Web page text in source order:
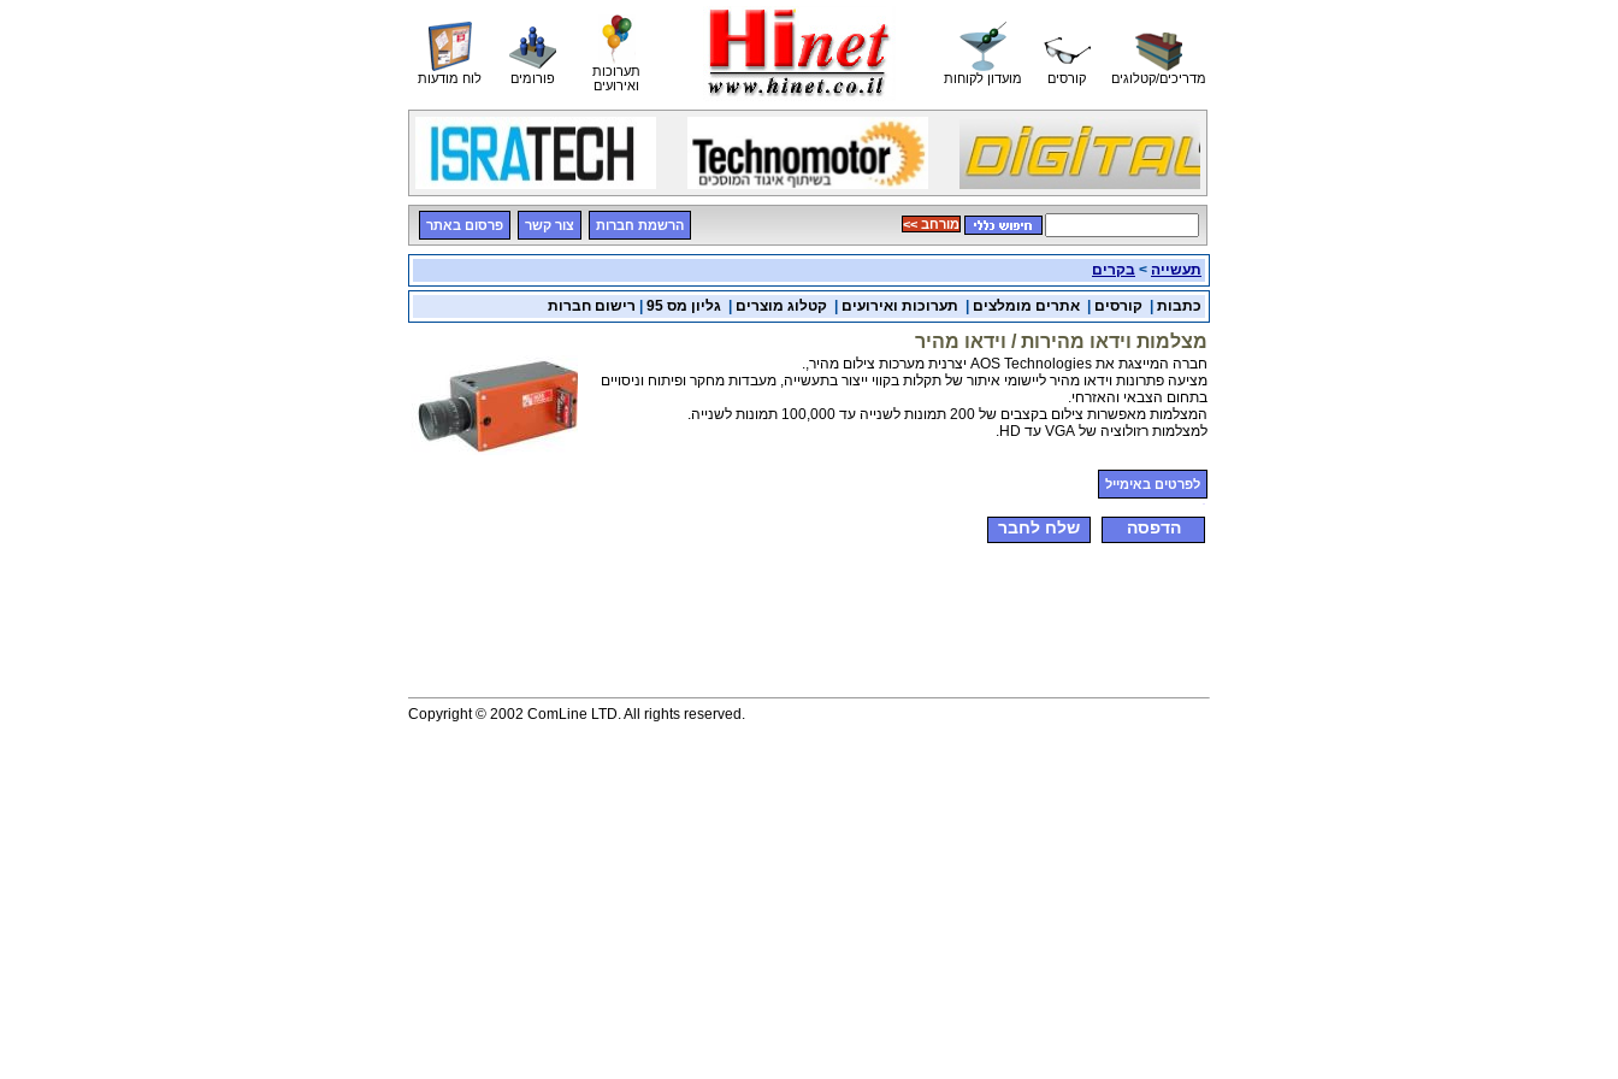
לוח מודעות פורומים
תערוכות
ואירועים
מועדון לקוחות קורסים מדריכים/קטלוגים
הרשמת חברות צור קשר פרסום באתר << מורחב
תעשייה > בקרים
כתבות קורסים אתרים מומלצים תערוכות ואירועים קטלוג מוצרים גליון מס 95 רישום חברות
מצלמות וידאו מהירות / וידאו מהיר
חברה המייצגת את AOS Technologies יצרנית מערכות צילום מהיר,.
מציעה פתרונות וידאו מהיר ליישומי איתור של תקלות בקווי ייצור בתעשייה, מעבדות מחקר ופיתוח וניסויים
בתחום הצבאי והאזרחי.
המצלמות מאפשרות צילום בקצבים של 200 תמונות לשנייה עד 100,000 תמונות לשנייה.
למצלמות רזולוציה של VGA עד HD.
לפרטים באימייל
הדפסה שלח לחבר
Copyright © 2002 ComLine LTD. All rights reserved.